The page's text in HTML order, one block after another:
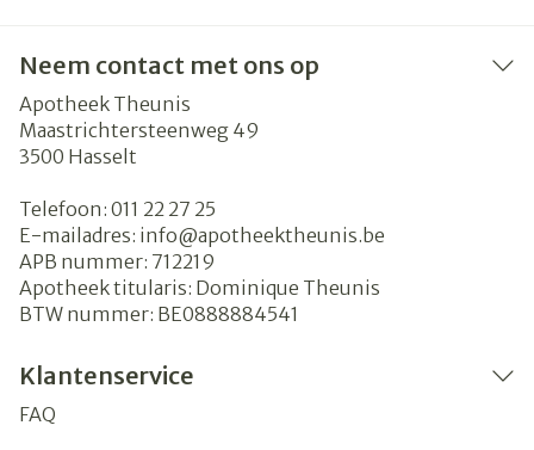
Neem contact met ons op
Apotheek Theunis
Maastrichtersteenweg 49
3500 Hasselt
Telefoon: 011 22 27 25
E-mailadres: info@apotheektheunis.be
APB nummer: 712219
Apotheek titularis: Dominique Theunis
BTW nummer: BE0888884541
Klantenservice
FAQ